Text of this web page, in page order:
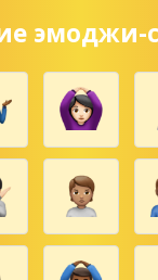
эмоджи-